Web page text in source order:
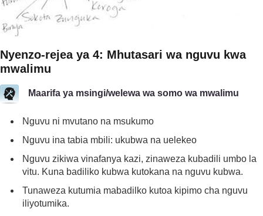
Nyenzo-rejea ya 4: Mhutasari wa nguvu kwa
mwalimu
Maarifa ya msingi/welewa wa somo wa mwalimu
Nguvu ni mvutano na msukumo
Nguvu ina tabia mbili: ukubwa na uelekeo
Nguvu zikiwa vinafanya kazi, zinaweza kubadili umbo la
vitu. Kuna badiliko kubwa kutokana na nguvu kubwa.
Tunaweza kutumia mabadilko kutoa kipimo cha nguvu
iliyotumika.